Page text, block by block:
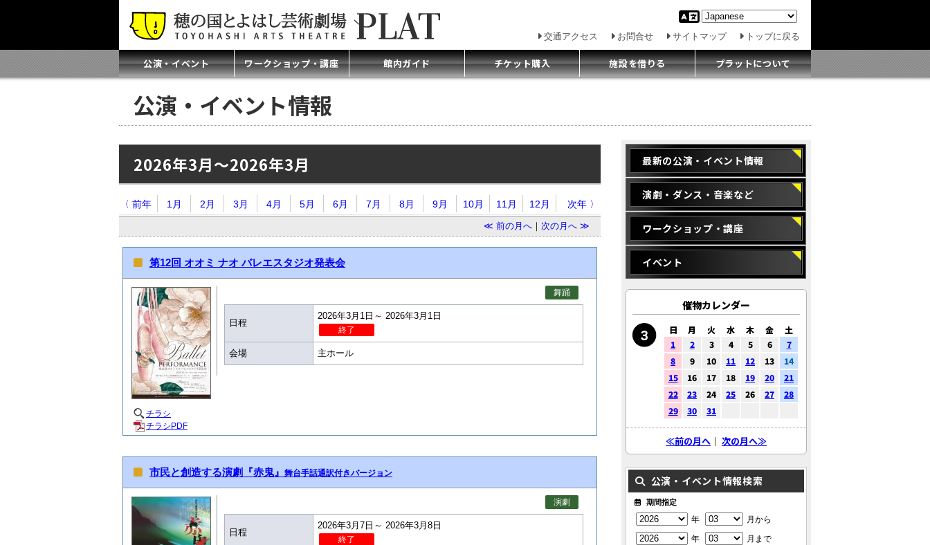
交通アクセス お問合せ サイトマップ トップに戻る
公演・イベント ワークショップ・講座 館内ガイド チケット購入 施設を借りる プラットについて
公演・イベント情報
2026年3月～2026年3月
〈 前年 1月 2月 3月 4月 5月 6月 7月 8月 9月 10月 11月 12月 次年 〉
≪ 前の月へ ｜ 次の月へ ≫
第12回 オオミ ナオ バレエスタジオ発表会
チラシ
チラシPDF
舞踊
日程
2026年3月1日～ 2026年3月1日
終了
会場 主ホール
市民と創造する演劇『赤鬼』 舞台手話通訳付きバージョン
演劇
日程
2026年3月7日～ 2026年3月8日
終了
最新の公演・イベント情報
演劇・ダンス・音楽など
ワークショップ・講座
イベント
催物カレンダー
日 月 火 水 木 金
土
1
2 3 4 5 6
7
8
9 10 11 12 13
14
15
16 17 18 19 20
21
22
23 24 25 26 27
28
29
30 31
≪前の月へ ｜ 次の月へ≫
公演・イベント情報検索
期間指定
年
月から
年
月まで